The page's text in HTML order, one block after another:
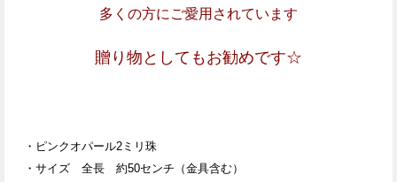
多くの方にご愛用されています
贈り物としてもお勧めです☆
・ピンクオパール2ミリ珠
・サイズ 全長 約50センチ（金具含む）